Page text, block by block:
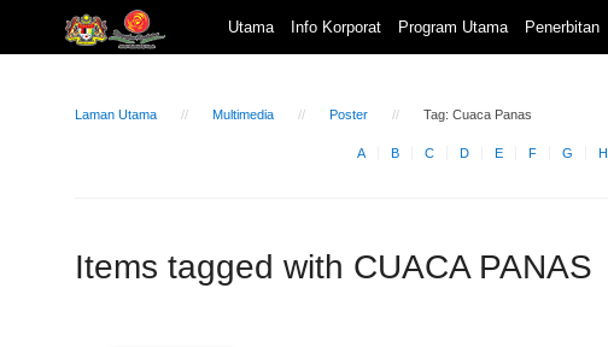
Utama Info Korporat Program Utama Penerbitan
Laman Utama Multimedia Poster Tag: Cuaca Panas
A B C D E F G H
Items tagged with CUACA PANAS